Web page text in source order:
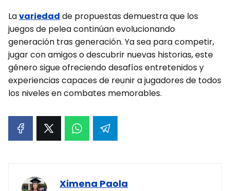
Lavariedad de propuestas demuestra que los
juegos de pelea continúan evolucionando
generación tras generación. Ya sea para competir,
jugar con amigos o descubrir nuevas historias, este
género sigue ofreciendo desafíos entretenidos y
experiencias capaces de reunir a jugadores de todos
los niveles en combates memorables.
Ximena Paola